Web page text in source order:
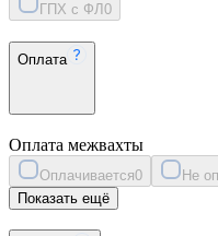
ГПХ с ФЛ 0
Оплата
Оплата межвахты
Оплачивается0 Не
Показать ещё